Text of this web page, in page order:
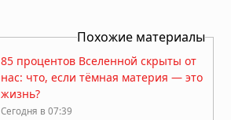
Похожие материалы
85 процентов Вселенной скрыты от
нас: что, если тёмная материя — это
жизнь?
Сегодня в 07:39